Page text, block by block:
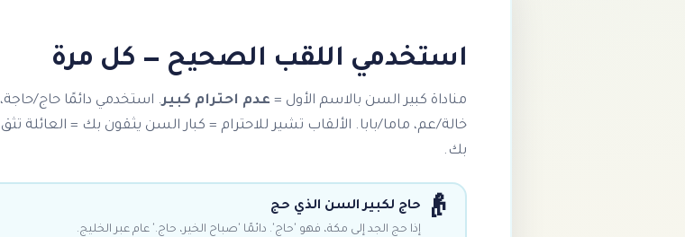
استخدمي اللقب الصحيح — كل مرة
مناداة كبير السن بالاسم الأول = عدم احترام كبير. استخدمي دائمًا حاج/حاجة،
خالة/عم، ماما/بابا. الألقاب تشير للاحترام = كبار السن يثقون بك = العائلة تثق
بك.
👴 حاج لكبير السن الذي حج
إذا حج الجد إلى مكة، فهو 'حاج'. دائمًا 'صباح الخير، حاج.' عام عبر الخليج.